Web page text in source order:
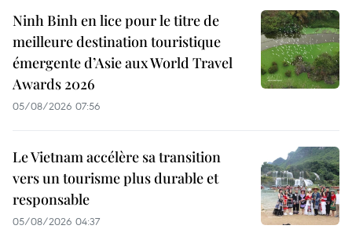
Ninh Binh en lice pour le titre de
meilleure destination touristique
émergente d’Asie aux World Travel
Awards 2026
05/08/2026 07:56
Le Vietnam accélère sa transition
vers un tourisme plus durable et
responsable
05/08/2026 04:37